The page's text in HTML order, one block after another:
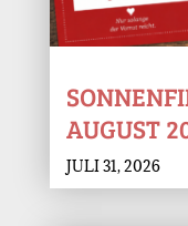
AUGUST
JULI 31, 2026